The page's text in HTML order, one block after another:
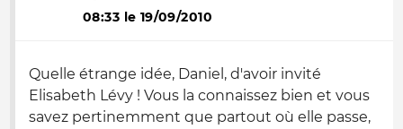
08:33 le 19/09/2010
Quelle étrange idée, Daniel, d'avoir invité
Elisabeth Lévy ! Vous la connaissez bien et vous
savez pertinemment que partout où elle passe,